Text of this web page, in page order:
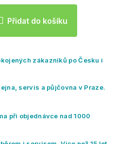
cena:
Přidat do košíku
zákazníků po Česku i
servis a půjčovna v Praze.
při objednávce nad 1000